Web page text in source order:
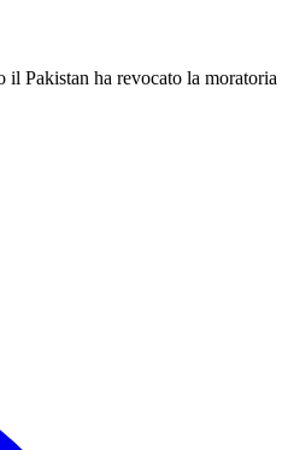
Pakistan ha revocato la moratoria